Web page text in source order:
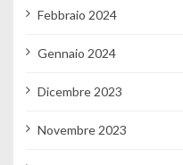
Febbraio 2024
Gennaio 2024
Dicembre 2023
Novembre 2023